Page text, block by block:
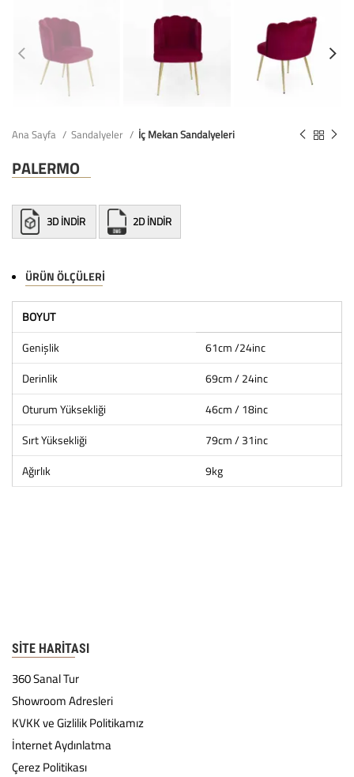
Ana Sayfa Sandalyeler İç Mekan Sandalyeleri
PALERMO
3D İNDİR 2D İNDİR
ÜRÜN ÖLÇÜLERI
BOYUT
Genişlik
61cm /24inc
Derinlik
69cm / 24inc
Oturum Yüksekliği
46cm / 18inc
Sırt Yüksekliği
79cm / 31inc
Ağırlık
9kg
SITE HARITASI
360 Sanal Tur
Showroom Adresleri
KVKK ve Gizlilik Politikamız
İnternet Aydınlatma
Çerez Politikası